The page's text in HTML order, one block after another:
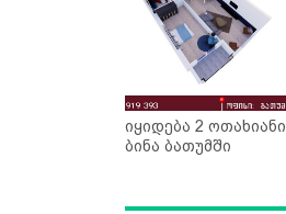
იყიდება 2 ოთახიანი
ბინა ბათუმში